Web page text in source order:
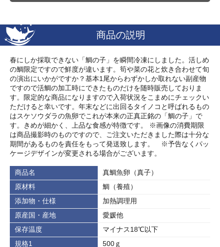
商品の説明
春にしか採取できない「鯛の子」を瞬間冷凍にしました。活しめ
の鯛限定ですので鮮度が違います。筍や菜の花と炊き合わせて旬
の演出にいかがですか？基本1尾からわずかしか取れない副産物
ですので活鯛の加工時にできたものだけを随時販売しておりま
す。限定的な商品になりますので入荷状況をこまめにチェックい
ただけると幸いです。年末などに出回るタイノコと呼ばれるもの
はスケソウダラの魚卵でこれが本来の正真正銘の「鯛の子」で
す。きめが細かく、上品な食感が特徴です。 ※画像の消費期限
は商品撮影時のものですので、ご注文いただきました際は十分な
期間があるものを責任をもって発送致します。 ※予告なくパッ
ケージデザインが変更される場合がございます。
商品名
真鯛魚卵（真子）
原材料
鯛（養殖）
添加物・仕様
加熱調理用
原産国・産地
愛媛他
保存温度
マイナス18℃以下
規格1
500ｇ